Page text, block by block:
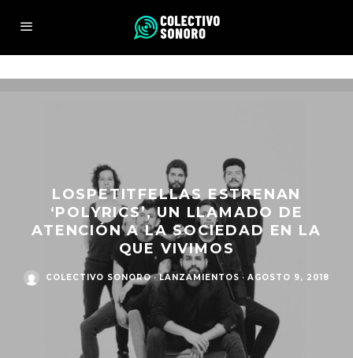
LOSPETITFELLAS ESTRENAN
‘POLYRICS’, UN LLAMADO DE
ATENCIÓN A LA SOCIEDAD EN LA
QUE VIVIMOS
COLECTIVO SONORO · LANZAMIENTOS · AGOSTO 9, 2018